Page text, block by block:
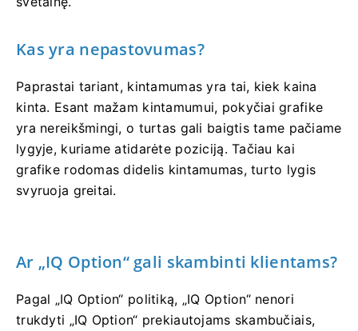
Kas yra nepastovumas?
Paprastai tariant, kintamumas yra tai, kiek kaina
kinta. Esant mažam kintamumui, pokyčiai grafike
yra nereikšmingi, o turtas gali baigtis tame pačiame
lygyje, kuriame atidarėte poziciją. Tačiau kai
grafike rodomas didelis kintamumas, turto lygis
svyruoja greitai.
Ar „IQ Option“ gali skambinti klientams?
Pagal „IQ Option“ politiką, „IQ Option“ nenori
trukdyti „IQ Option“ prekiautojams skambučiais,